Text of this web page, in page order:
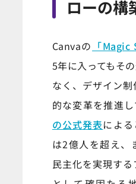
ローの構
Canvaの 「Magic
5年に入ってもそ
なく、デザイン
的な変革を推進し
の公式発表によ
は2億人を超え、
民主化を実現す